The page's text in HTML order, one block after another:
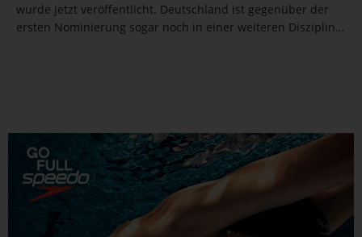
wurde jetzt veröffentlicht. Deutschland ist gegenüber der
ersten Nominierung sogar noch in einer weiteren Disziplin